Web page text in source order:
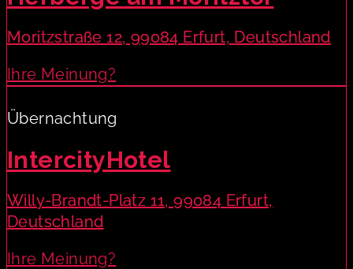
Moritzstraße 12, 99084 Erfurt, Deutschland
Ihre Meinung?
Übernachtung
IntercityHotel
Willy-Brandt-Platz 11, 99084 Erfurt,
Deutschland
Ihre Meinung?